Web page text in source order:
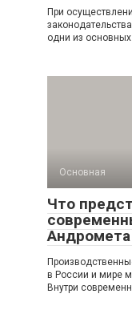
При
одни из основных
Основная
Что
в России и мире
Внутри